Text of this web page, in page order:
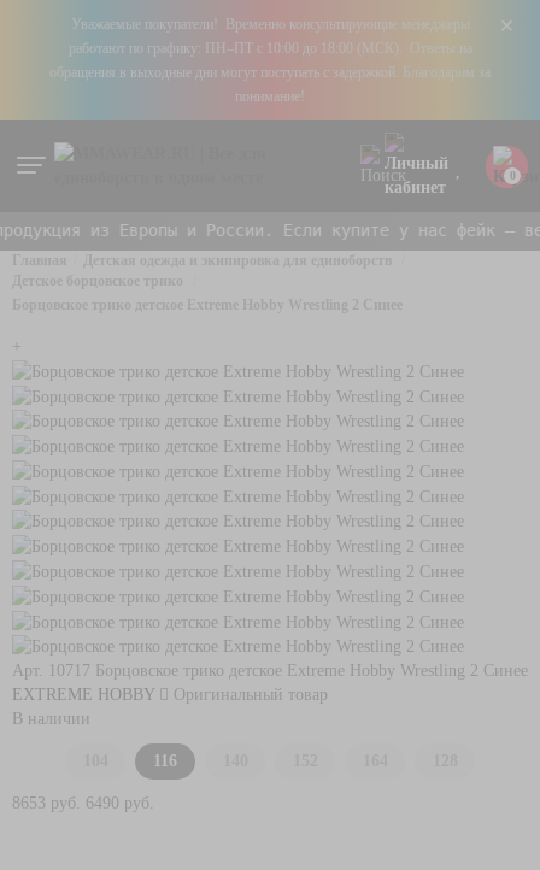
+
Уважаемые покупатели! Временно консультирующие менеджеры
работают по графику: ПН–ПТ с 10:00 до 18:00 (МСК). Ответы на
обращения в выходные дни могут поступать с задержкой. Благодарим за
понимание!
0
из Европы и России. Если купите у нас фейк —
+
Арт. 10717 Борцовское трико детское Extreme Hobby Wrestling 2 Синее
EXTREME HOBBY
Оригинальный товар
В наличии
116
8653 руб. 6490 руб.